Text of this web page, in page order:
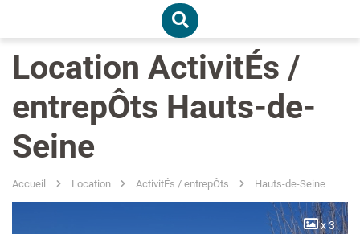
Location ActivitÉs /
entrepÔts Hauts-de-
Seine
Accueil Location ActivitÉs / entrepÔts Hauts-de-Seine
x 3